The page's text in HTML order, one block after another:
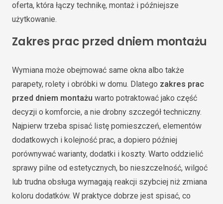
oferta, która łączy technikę, montaż i późniejsze
użytkowanie.
Zakres prac przed dniem montażu
Wymiana może obejmować same okna albo także
parapety, rolety i obróbki w domu. Dlatego zakres prac
przed dniem montażu warto potraktować jako część
decyzji o komforcie, a nie drobny szczegół techniczny.
Najpierw trzeba spisać listę pomieszczeń, elementów
dodatkowych i kolejność prac, a dopiero później
porównywać warianty, dodatki i koszty. Warto oddzielić
sprawy pilne od estetycznych, bo nieszczelność, wilgoć
lub trudna obsługa wymagają reakcji szybciej niż zmiana
koloru dodatków. W praktyce dobrze jest spisać, co